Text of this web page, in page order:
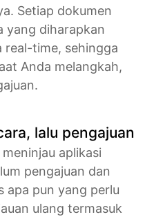
Setiap dokumen
yang diharapkan
real-time, sehingga
Anda melangkah,
lalu pengajuan
aplikasi
pengajuan dan
apa pun yang perlu
ulang termasuk